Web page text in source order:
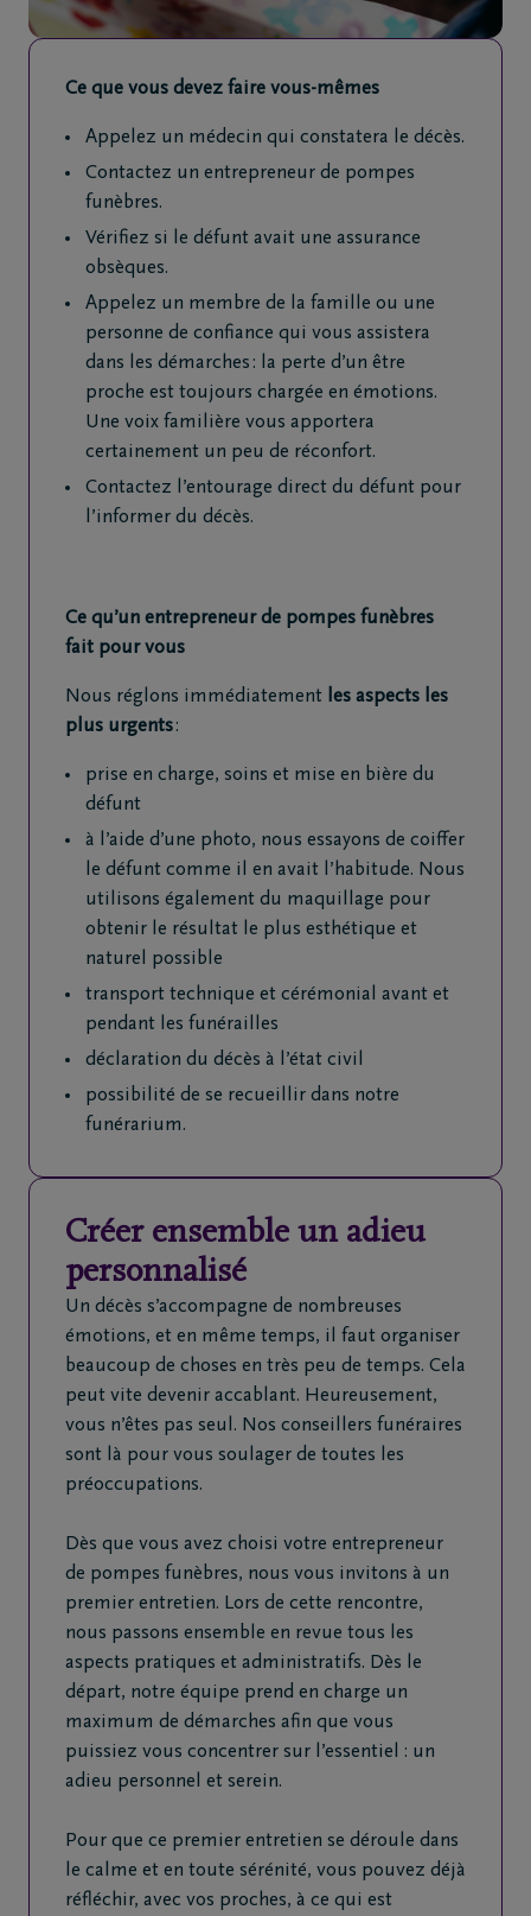
Questions
posées
Assistance
en cas de
24h/24
+32
4
343
85
Liège
Ce que vous devez faire vous-mêmes
Appelez un médecin qui constatera le décès.
Contactez un entrepreneur de pompes
funèbres.
Vérifiez si le défunt avait une assurance
obsèques.
Appelez un membre de la famille ou une
personne de confiance qui vous assistera
dans les démarches : la perte d’un être
proche est toujours chargée en émotions.
Une voix familière vous apportera
certainement un peu de réconfort.
Contactez l’entourage direct du défunt pour
l’informer du décès.
Ce qu’un entrepreneur de pompes funèbres
fait pour vous
Nous réglons immédiatement les aspects les
plus urgents:
prise en charge, soins et mise en bière du
défunt
à l’aide d’une photo, nous essayons de coiffer
le défunt comme il en avait l’habitude. Nous
utilisons également du maquillage pour
obtenir le résultat le plus esthétique et
naturel possible
transport technique et cérémonial avant et
pendant les funérailles
déclaration du décès à l’état civil
possibilité de se recueillir dans notre
funérarium.
Créer ensemble un adieu
personnalisé
Un décès s’accompagne de nombreuses
émotions, et en même temps, il faut organiser
beaucoup de choses en très peu de temps. Cela
peut vite devenir accablant. Heureusement,
vous n’êtes pas seul. Nos conseillers funéraires
sont là pour vous soulager de toutes les
préoccupations.
Dès que vous avez choisi votre entrepreneur
de pompes funèbres, nous vous invitons à un
premier entretien. Lors de cette rencontre,
nous passons ensemble en revue tous les
aspects pratiques et administratifs. Dès le
départ, notre équipe prend en charge un
maximum de démarches afin que vous
puissiez vous concentrer sur l’essentiel : un
adieu personnel et serein.
Pour que ce premier entretien se déroule dans
le calme et en toute sérénité, vous pouvez déjà
réfléchir, avec vos proches, à ce qui est